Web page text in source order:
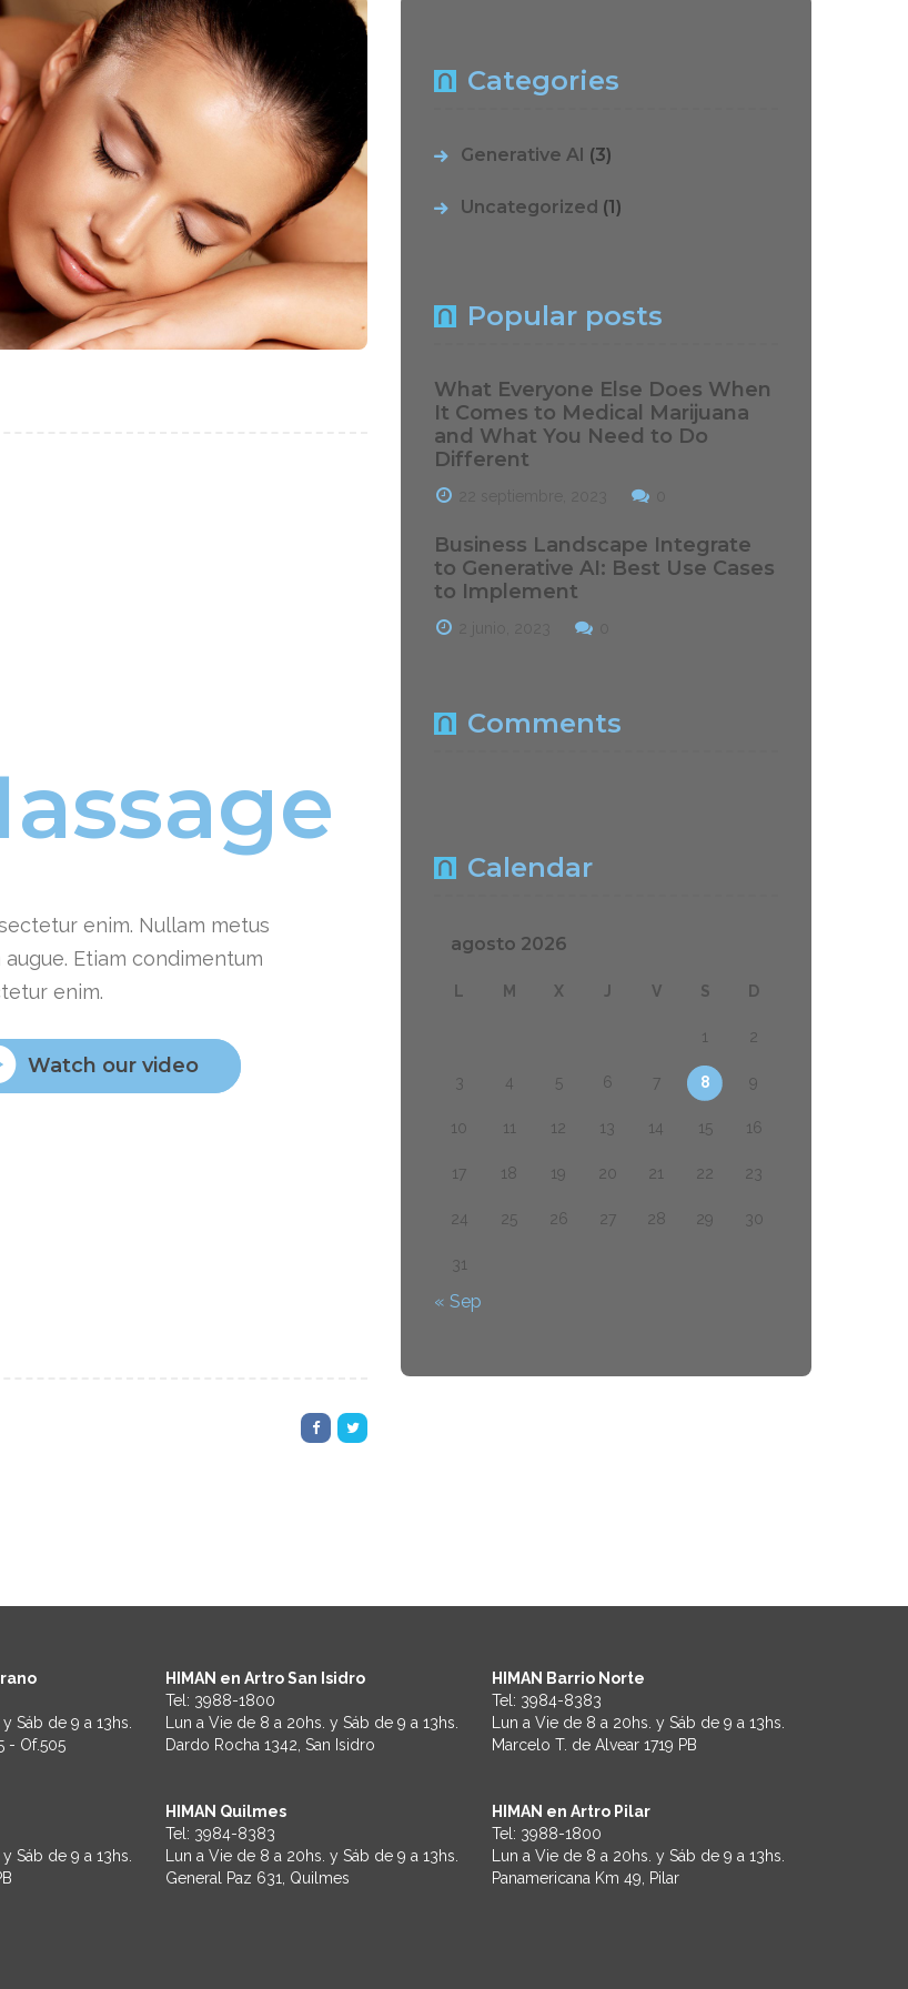
enim. Nullam metus
Etiam condimentum
enim.
Watch our video
Categories
Generative AI (3)
Uncategorized (1)
Popular posts
What Everyone Else Does When
It Comes to Medical Marijuana
and What You Need to Do
Different
Business Landscape Integrate
to Generative AI: Best Use Cases
to Implement
Comments
Calendar
agosto 2026
L M X J V S D
1 2
3 4 5 6 7 8 9
10 11 12 13 14 15 16
17 18 19 20 21 22 23
24 25 26 27 28 29 30
31
« Sep
Sáb de 9 a 13hs.
- Of.505
Sáb de 9 a 13hs.
HIMAN en Artro San Isidro
Tel: 3988-1800
Lun a Vie de 8 a 20hs. y Sáb de 9 a 13hs.
Dardo Rocha 1342, San Isidro
HIMAN Quilmes
Tel: 3984-8383
Lun a Vie de 8 a 20hs. y Sáb de 9 a 13hs.
General Paz 631, Quilmes
HIMAN Barrio Norte
Tel: 3984-8383
Lun a Vie de 8 a 20hs. y Sáb de 9 a 13hs.
Marcelo T. de Alvear 1719 PB
HIMAN en Artro Pilar
Tel: 3988-1800
Lun a Vie de 8 a 20hs. y Sáb de 9 a 13hs.
Panamericana Km 49, Pilar